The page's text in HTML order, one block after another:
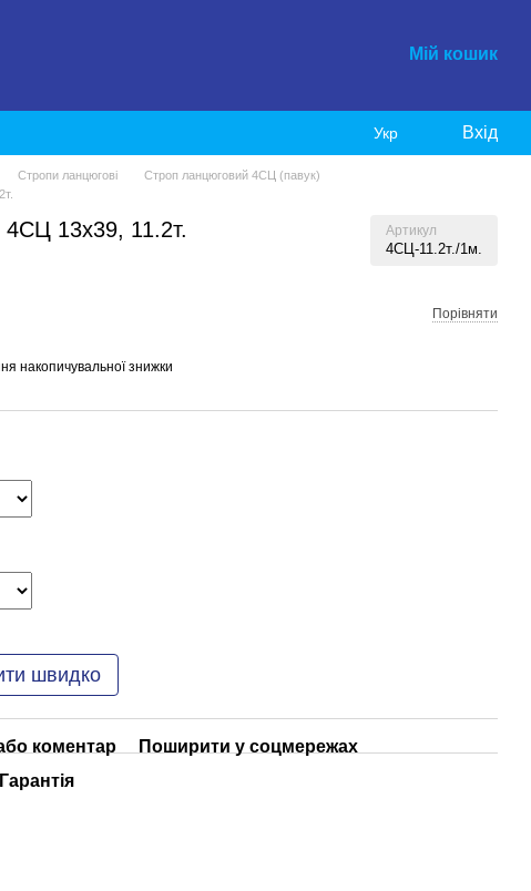
Мій кошик
Укр Вхід
Стропи ланцюгові
Строп ланцюговий 4СЦ (павук)
13х39, 11.2т. Артикул
4СЦ-11.2т./1м.
Порівняти
накопичувальної знижки
швидко
коментар
Поширити у соцмережах
Гарантія